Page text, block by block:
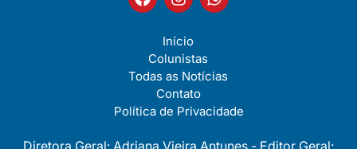
Início
Colunistas
Todas as Notícias
Contato
Política de Privacidade